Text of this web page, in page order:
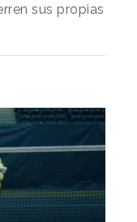
sus propias